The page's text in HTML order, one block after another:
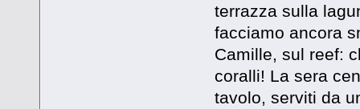
terrazza sulla
facciamo ancora
Camille, sul reef:
coralli! La sera
tavolo, serviti da